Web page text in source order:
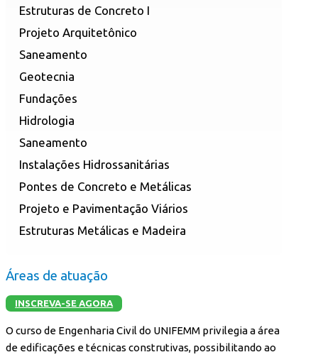
Estruturas de Concreto I
Projeto Arquitetônico
Saneamento
Geotecnia
Fundações
Hidrologia
Saneamento
Instalações Hidrossanitárias
Pontes de Concreto e Metálicas
Projeto e Pavimentação Viários
Estruturas Metálicas e Madeira
Áreas de atuação
INSCREVA-SE AGORA
O curso de Engenharia Civil do UNIFEMM privilegia a área
de edificações e técnicas construtivas, possibilitando ao